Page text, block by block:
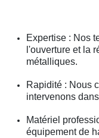
Expertise : Nos
l'ouverture et la
métalliques.
Rapidité : Nous
intervenons
Matériel
équipement de